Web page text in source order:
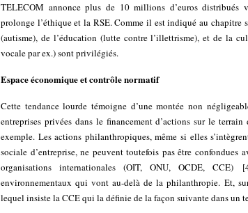
TELECOM annonce plus de 10 millions d’euros
prolonge l’éthique et la RSE. Comme il est indiqué au chapitre
(autisme), de l’éducation (lutte contre l’illettrisme), et de la
vocale par ex.) sont privilégiés.
Espace économique et contrôle normatif
Cette tendance lourde témoigne d’une montée non
entreprises privées dans le financement d’actions sur le
exemple. Les actions philanthropiques, même si elles
sociale d’entreprise, ne peuvent toutefois pas être confondues
organisations internationales (OIT, ONU, OCDE, CCE) [
environnementaux qui vont au-delà de la philanthropie. Et,
lequel insiste la CCE qui la définie de la façon suivante dans un